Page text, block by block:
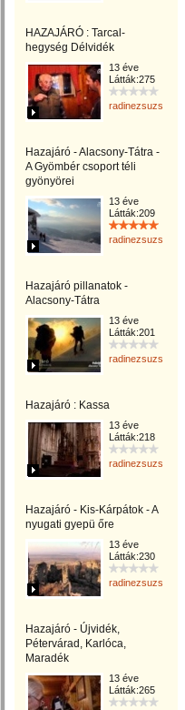
HAZAJÁRÓ : Tarcal-
hegység Délvidék
13 éve
Látták:275
radinezsuzsa
Hazajáró - Alacsony-Tátra -
A Gyömbér csoport téli
gyönyörei
13 éve
Látták:209
radinezsuzsa
Hazajáró pillanatok -
Alacsony-Tátra
13 éve
Látták:201
radinezsuzsa
Hazajáró : Kassa
13 éve
Látták:218
radinezsuzsa
Hazajáró - Kis-Kárpátok - A
nyugati gyepü őre
13 éve
Látták:230
radinezsuzsa
Hazajáró - Újvidék,
Pétervárad, Karlóca,
Maradék
13 éve
Látták:265